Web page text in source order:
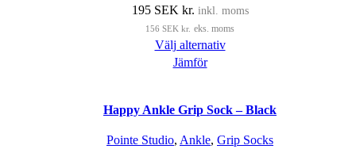
195 SEK kr. inkl. moms
156 SEK kr. eks. moms
Välj alternativ
Jämför
Happy Ankle Grip Sock – Black
Pointe Studio, Ankle, Grip Socks